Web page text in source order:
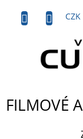
obsah
CZK
FILMOVÉ